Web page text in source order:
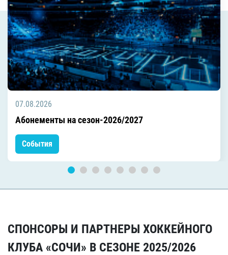
07.08.2026
Абонементы на сезон-2026/2027
События
СПОНСОРЫ И ПАРТНЕРЫ ХОККЕЙНОГО
КЛУБА «СОЧИ» В СЕЗОНЕ 2025/2026